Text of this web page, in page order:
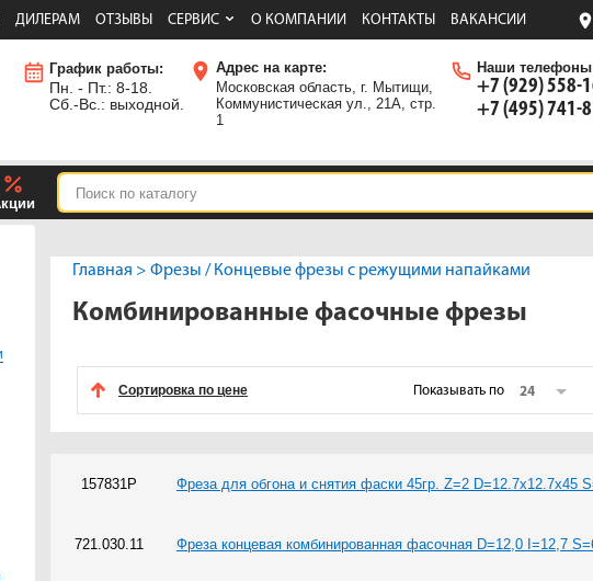
ДИЛЕРАМ ОТЗЫВЫ СЕРВИС О КОМПАНИИ КОНТАКТЫ ВАКАНСИИ
График работы:
Пн. - Пт.: 8-18.
Сб.-Вс.: выходной.
Адрес на карте:
Московская область, г. Мытищи,
Коммунистическая ул., 21А, стр.
1
Наши
+7 (929) 558-
+7 (495) 741-
Главная > Фрезы / Концевые фрезы с режущими напайками
Комбинированные фасочные фрезы
Сортировка по цене Показывать по 24
157831P Фреза для обгона и снятия фаски 45гр. Z=2 D=12.7x12.7x45
721.030.11 Фреза концевая комбинированная фасочная D=12,0 I=12,7